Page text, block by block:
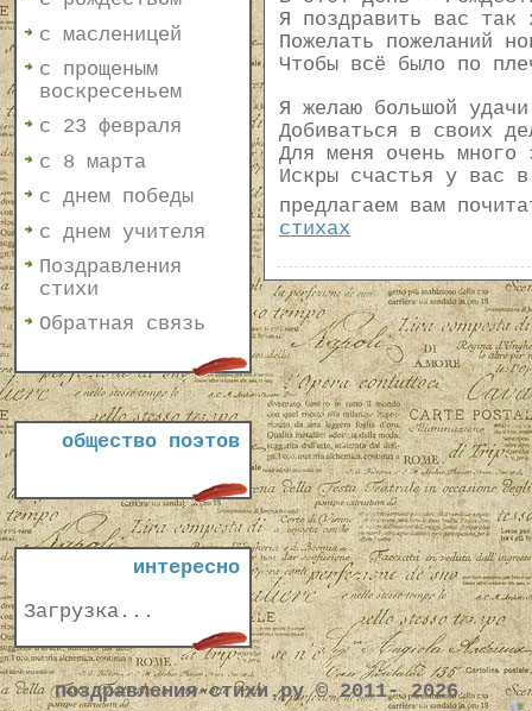
с масленицей
с прощеным
воскресеньем
с 23 февраля
с 8 марта
с днем победы
с днем учителя
Поздравления
стихи
Обратная связь
общество поэтов
интересно
Загрузка...
Я поздравить вас так
Пожелать пожеланий
Чтобы всё было по
Я желаю большой удачи
Добиваться в своих
Для меня очень много
Искры счастья у вас
предлагаем вам
стихах
поздравления-стихи.ру © 2011- 2026